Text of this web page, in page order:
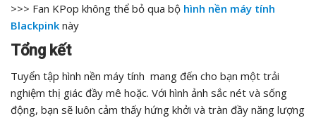
>>> Fan KPop không thể bỏ qua bộ hình nền máy tính
Blackpink này
Tổng kết
Tuyển tập hình nền máy tính mang đến cho bạn một trải
nghiệm thị giác đầy mê hoặc. Với hình ảnh sắc nét và sống
động, bạn sẽ luôn cảm thấy hứng khởi và tràn đầy năng lượng